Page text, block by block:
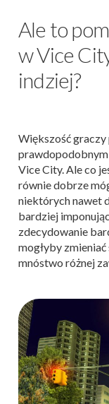
Ale to
w Vice
indziej?
Większość graczy
Vice City. Ale co
równie dobrze
niektórych nawet
bardziej
zdecydowanie
mogłyby
mnóstwo różnej